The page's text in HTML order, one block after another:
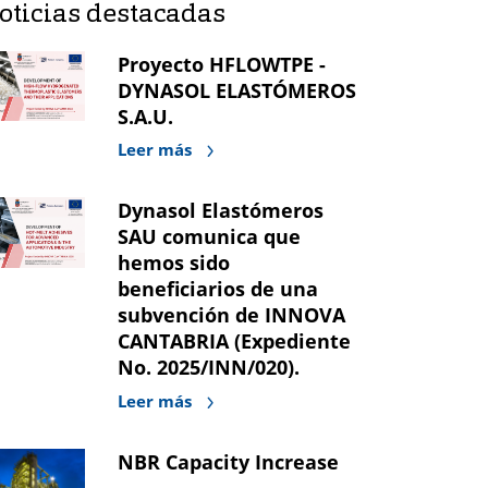
destacadas
Proyecto HFLOWTPE -
DYNASOL ELASTÓMEROS
S.A.U.
Leer más
Dynasol Elastómeros
SAU comunica que
hemos sido
beneficiarios de una
subvención de INNOVA
CANTABRIA (Expediente
No. 2025/INN/020).
Leer más
NBR Capacity Increase